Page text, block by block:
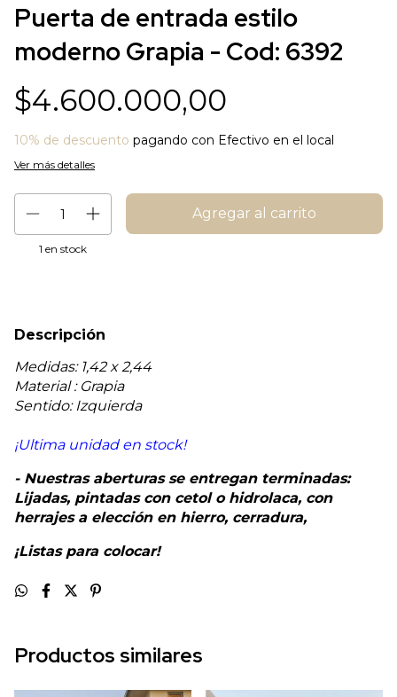
Puerta de entrada estilo
moderno Grapia - Cod: 6392
$4.600.000,00
10% de descuento pagando con Efectivo en el local
Ver más detalles
1 en stock
Descripción
Medidas: 1,42 x 2,44
Material : Grapia
Sentido: Izquierda
¡Ultima unidad en stock!
- Nuestras aberturas se entregan terminadas:
Lijadas, pintadas con cetol o hidrolaca, con
herrajes a elección en hierro, cerradura,
¡Listas para colocar!
Productos similares